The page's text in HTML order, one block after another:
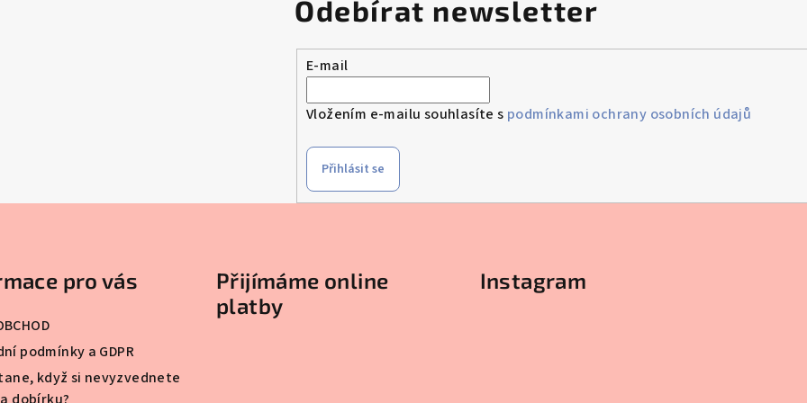
Odebírat newsletter
E-mail
Vložením e-mailu souhlasíte s podmínkami ochrany osobních údajů
Přihlásit se
pro vás
podmínky a GDPR
když si nevyzvednete
Přijímáme online
platby
Instagram